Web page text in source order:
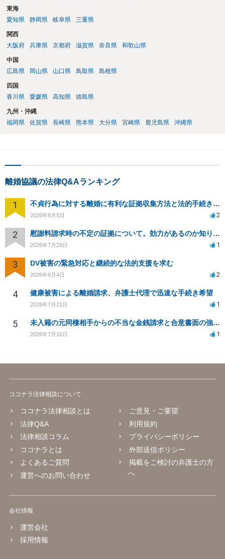
東海
愛知県
静岡県 岐阜県 三重県
関西
大阪府
兵庫県 京都府 滋賀県 奈良県 和歌山県
中国
広島県
岡山県 山口県 鳥取県 島根県
四国
香川県
愛媛県 高知県 徳島県
九州・沖縄
福岡県
佐賀県 長崎県 熊本県 大分県 宮崎県 鹿児島県 沖縄県
離婚協議の法律Q&Aランキング
1 不貞行為に対する離婚に有利な証拠収集方法と法的手続きについて
2026年8月5日 2
2 慰謝料請求時の不定の証拠について。効力があるのか知りたい。
2026年7月29日 1
3 DV被害の緊急対応と継続的な法的支援を求む
2026年8月4日 2
4 健康被害による離婚請求、弁護士代理で迅速な手続き希望
2026年7月21日 1
5 未入籍の元同棲相手からの不当な金銭請求と合意書面の強要について
2026年7月16日 1
ココナラ法律相談について
ココナラ法律相談とは
法律Q&A
法律相談コラム
ココナラとは
よくあるご質問
運営へのお問い合わせ
ご意見・ご要望
利用規約
プライバシーポリシー
外部送信ポリシー
掲載をご検討の弁護士の方
へ
会社情報
運営会社
採用情報